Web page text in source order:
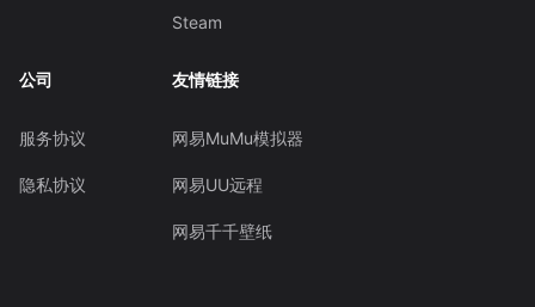
Steam
公司
服务协议
隐私协议
友情链接
网易MuMu模拟器
网易UU远程
网易千千壁纸